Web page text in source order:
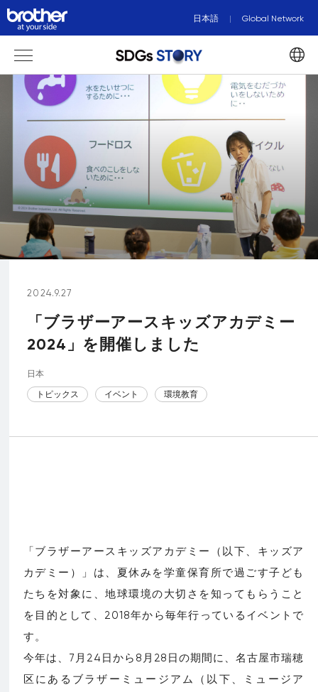
日本語 Global Network
2024.9.27
「ブラザーアースキッズアカデミー
2024」を開催しました
日本
トピックス イベント 環境教育
「ブラザーアースキッズアカデミー（以下、キッズア
カデミー）」は、夏休みを学童保育所で過ごす子ども
たちを対象に、地球環境の大切さを知ってもらうこと
を目的として、2018年から毎年行っているイベントで
す。
今年は、7月24日から8月28日の期間に、名古屋市瑞穂
区にあるブラザーミュージアム（以下、ミュージア